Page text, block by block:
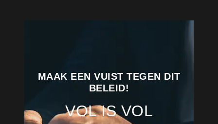
MAAK EEN VUIST TEGEN DIT
BELEID!
VOL IS VOL